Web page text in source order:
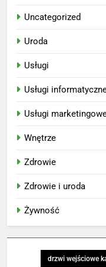
Uncategorized
Uroda
Usługi
Usługi
Usługi
Wnętrze
Zdrowie
Zdrowie i uroda
Żywność
drzwi wejściowe